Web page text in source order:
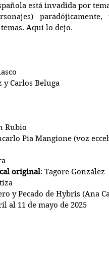
está invadida por
Aquí lo dejo.
Carlos Beluga
Rubio
Pia Mangione (voz
original: Tagore González
y Pecado de Hybris (Ana
al 11 de mayo de 2025